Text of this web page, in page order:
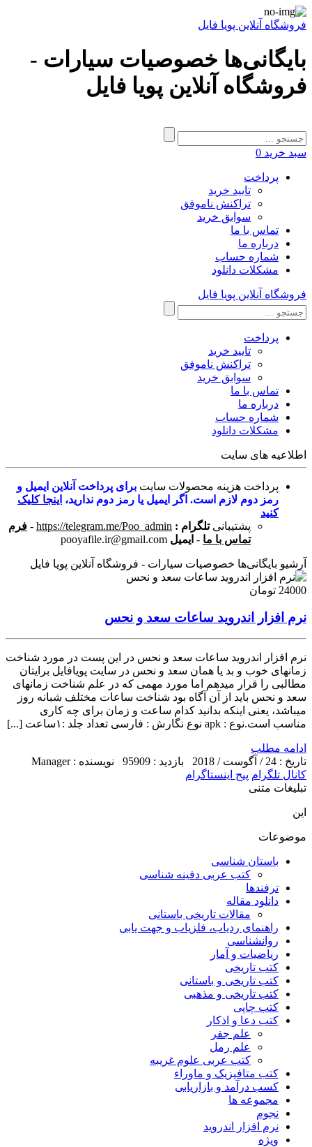
فروشگاه آنلاین پویا فایل
بایگانی‌ها خصوصیات سیارات -
فروشگاه آنلاین پویا فایل
سبد خرید 0
پرداخت
تایید خرید
تراکنش ناموفق
سوابق خرید
تماس با ما
درباره ما
شماره حساب
مشکلات دانلود
فروشگاه آنلاین پویا فایل
پرداخت
تایید خرید
تراکنش ناموفق
سوابق خرید
تماس با ما
درباره ما
شماره حساب
مشکلات دانلود
اطلاعیه های سایت
پرداخت هزینه محصولات سایت برای پرداخت آنلاین ایمیل و
رمز دوم لازم است. اگر ایمیل یا رمز دوم ندارید، اینجا کلیک
کنید
پشتیبانی تلگرام : https://telegram.me/Poo_admin
- فرم
تماس با ما - ایمیل pooyafile.ir@gmail.com
آرشیو بایگانی‌ها خصوصیات سیارات - فروشگاه آنلاین پویا فایل
24000 تومان
نرم افزار اندروید ساعات سعد و نحس
نرم افزار اندروید ساعات سعد و نحس در این پست در مورد شناخت
زمانهای خوب و بد یا همان سعد و نحس در سایت پویافایل برایتان
مطالبی را قرار میدهم اما مورد مهمی که در علم شناخت زمانهای
سعد و نحس باید از آن آگاه بود شناخت ساعات مختلف شبانه روز
میباشد، یعنی اینکه بدانید کدام ساعت و زمان برای چه کاری
مناسب است.نوع : apk نوع نگارش : فارسی تعداد جلد :۱ساعت [...]
ادامه مطلب
تاریخ : 24 / آگوست / 2018
بازدید : 95909
نویسنده : Manager
کانال تلگرام پیج اینستاگرام
تبلیغات متنی
این
موضوعات
باستان شناسی
کتب عربی دفینه شناسی
ترفندها
دانلود مقاله
مقالات تاریخی باستانی
راهنمای ردیاب، فلزیاب و جهت یابی
روانشناسی
ریاضیات و آمار
کتب تاریخی
کتب تاریخی و باستانی
کتب تاریخی و مذهبی
کتب چاپی
کتب دعا و اذکار
علم جفر
علم رمل
کتب عربی علوم غریبه
کتب متافیزیک و ماوراء
کسب درآمد و بازاریابی
مجموعه ها
نجوم
نرم افزار اندروید
ویژه